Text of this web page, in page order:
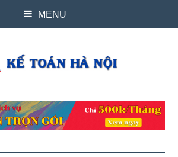
MENU